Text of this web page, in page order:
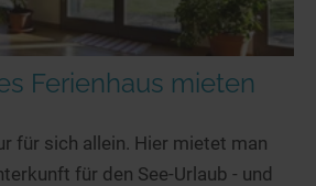
Ferienhaus mieten
für sich allein. Hier mietet man
für den See-Urlaub - und